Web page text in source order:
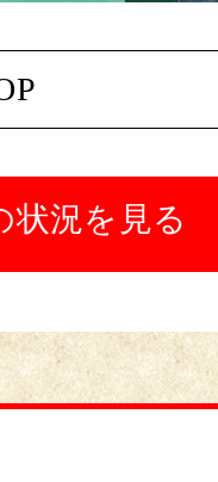
状況を見る